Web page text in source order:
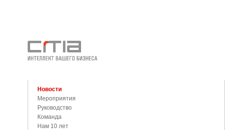
Новости
Мероприятия
Руководство
Команда
Нам 10 лет